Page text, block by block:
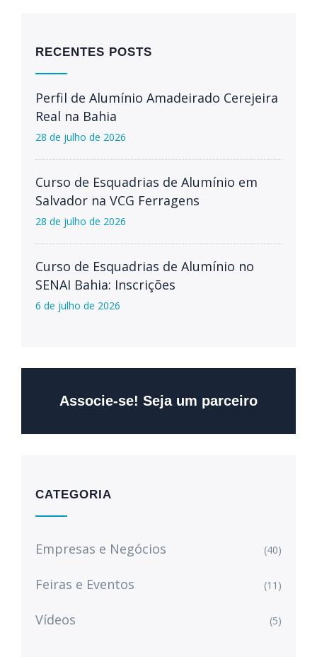
RECENTES POSTS
Perfil de Alumínio Amadeirado Cerejeira
Real na Bahia
28 de julho de 2026
Curso de Esquadrias de Alumínio em
Salvador na VCG Ferragens
28 de julho de 2026
Curso de Esquadrias de Alumínio no
SENAI Bahia: Inscrições
6 de julho de 2026
Associe-se! Seja um parceiro
CATEGORIA
Empresas e Negócios (40)
Feiras e Eventos (11)
Vídeos (5)